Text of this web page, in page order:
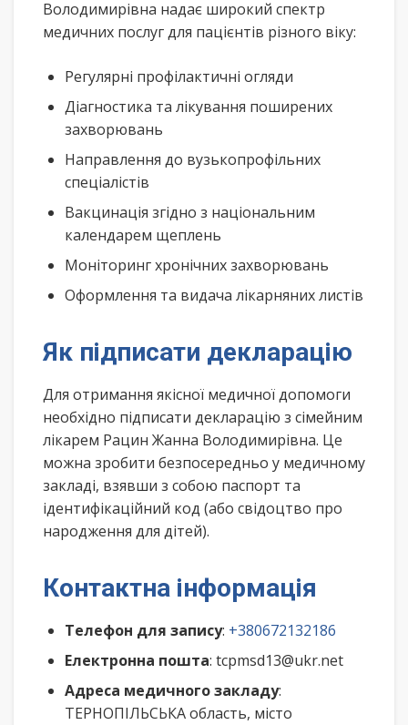
Володимирівна надає широкий спектр
медичних послуг для пацієнтів різного віку:
Регулярні профілактичні огляди
Діагностика та лікування поширених
захворювань
Направлення до вузькопрофільних
спеціалістів
Вакцинація згідно з національним
календарем щеплень
Моніторинг хронічних захворювань
Оформлення та видача лікарняних листів
Як підписати декларацію
Для отримання якісної медичної допомоги
необхідно підписати декларацію з сімейним
лікарем Рацин Жанна Володимирівна. Це
можна зробити безпосередньо у медичному
закладі, взявши з собою паспорт та
ідентифікаційний код (або свідоцтво про
народження для дітей).
Контактна інформація
Телефон для запису: +380672132186
Електронна пошта: tcpmsd13@ukr.net
Адреса медичного закладу:
ТЕРНОПІЛЬСЬКА область, місто